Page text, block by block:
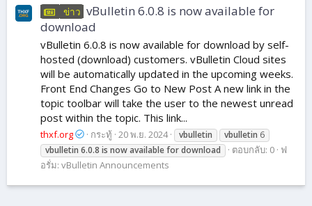
ข่าว vBulletin 6.0.8 is now available for
download
vBulletin 6.0.8 is now available for download by self-
hosted (download) customers. vBulletin Cloud sites
will be automatically updated in the upcoming weeks.
Front End Changes Go to New Post A new link in the
topic toolbar will take the user to the newest unread
post within the topic. This link...
thxf.org กระทู้ 20 พ.ย. 2024 vbulletin vbulletin 6
vbulletin 6.0.8 is nowavailablefordownload ตอบกลับ: 0 ฟ
อรั่ม: vBulletin Announcements